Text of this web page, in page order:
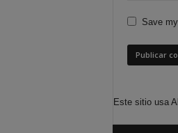
Save
Este sitio usa